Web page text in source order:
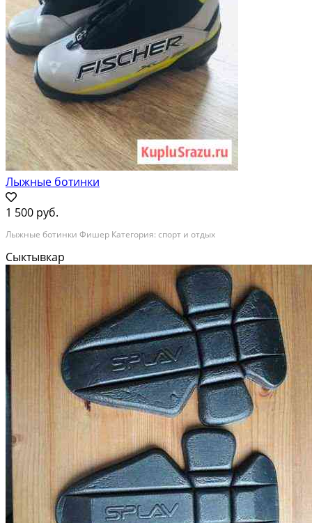
Лыжные ботинки
1 500 руб.
Лыжные ботинки Фишер Категория: спорт и отдых
Сыктывкар